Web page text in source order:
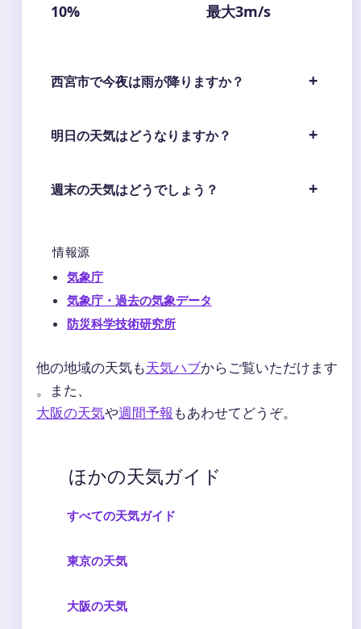
10% 最大3m/s
西宮市で今夜は雨が降りますか？
明日の天気はどうなりますか？
週末の天気はどうでしょう？
情報源
気象庁
気象庁・過去の気象データ
防災科学技術研究所
他の地域の天気も天気ハブからご覧いただけます
。また、
大阪の天気や週間予報 もあわせてどうぞ。
ほかの天気ガイド
すべての天気ガイド
東京の天気
大阪の天気